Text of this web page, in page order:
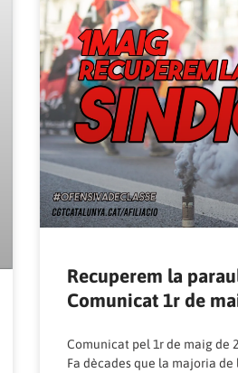
Recuperem la
Comunicat 1r de
Comunicat pel 1r de maig de
Fa dècades que la majoria